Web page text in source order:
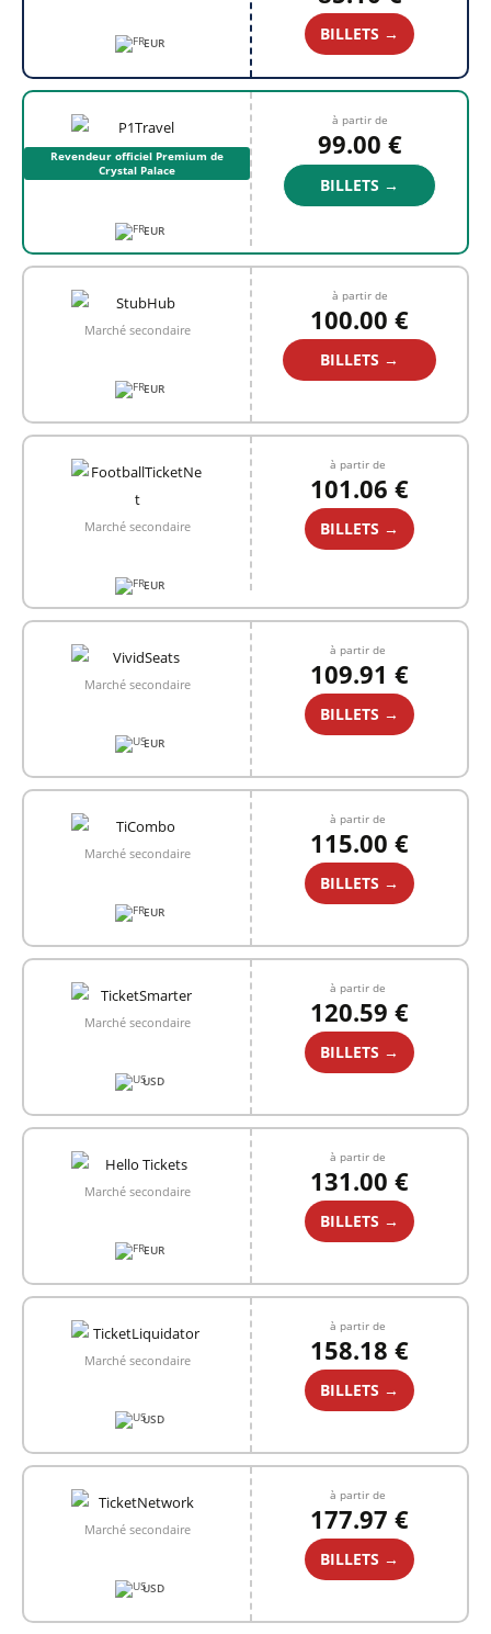
EUR BILLETS →
Revendeur officiel Premium de
Crystal Palace
EUR
à partir de
99.00 €
BILLETS →
Marché secondaire
EUR
à partir de
100.00 €
BILLETS →
Marché secondaire
EUR
à partir de
101.06 €
BILLETS →
Marché secondaire
EUR
à partir de
109.91 €
BILLETS →
Marché secondaire
EUR
à partir de
115.00 €
BILLETS →
Marché secondaire
USD
à partir de
120.59 €
BILLETS →
Marché secondaire
EUR
à partir de
131.00 €
BILLETS →
Marché secondaire
USD
à partir de
158.18 €
BILLETS →
Marché secondaire
USD
à partir de
177.97 €
BILLETS →